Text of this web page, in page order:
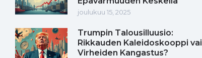
joulukuu 15, 2025
Trumpin Talousilluusio:
Rikkauden Kaleidoskooppi vai
Virheiden Kangastus?